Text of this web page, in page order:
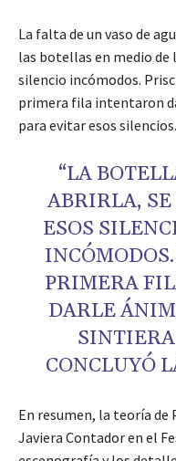
La falta de un vaso de
las botellas en medio
silencio incómodos.
primera fila intentaron
para evitar esos silencios.
“LA
ABRIRLA,
ESOS
PRIMERA
DARLE
CONCLUYÓ
En resumen, la teoría de
Javiera Contador en el